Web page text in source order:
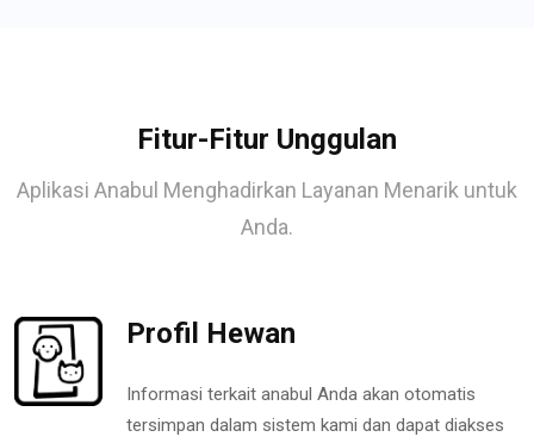
Fitur-Fitur Unggulan
Aplikasi Anabul Menghadirkan Layanan Menarik untuk
Anda.
Profil Hewan
Informasi terkait anabul Anda akan otomatis
tersimpan dalam sistem kami dan dapat diakses